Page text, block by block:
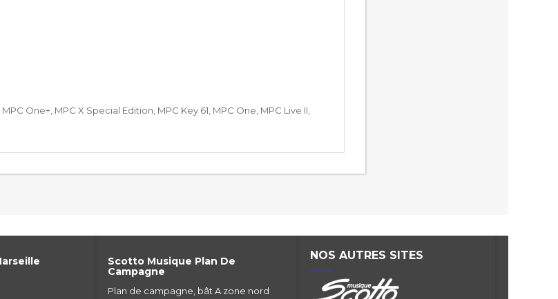
One+, MPC X Special Edition, MPC Key 61, MPC One, MPC Live II,
Scotto Musique Plan De
Campagne
Plan de campagne, bât A zone nord
NOS AUTRES SITES